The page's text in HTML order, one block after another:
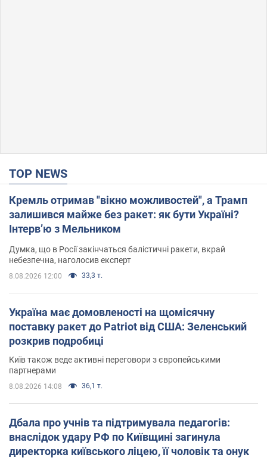
TOP NEWS
Кремль отримав "вікно можливостей", а Трамп
залишився майже без ракет: як бути Україні?
Інтерв’ю з Мельником
Думка, що в Росії закінчаться балістичні ракети, вкрай
небезпечна, наголосив експерт
8.08.2026 12:00 33,3 т.
Україна має домовленості на щомісячну
поставку ракет до Patriot від США: Зеленський
розкрив подробиці
Київ також веде активні переговори з європейськими
партнерами
8.08.2026 14:08 36,1 т.
Дбала про учнів та підтримувала педагогів:
внаслідок удару РФ по Київщині загинула
директорка київського ліцею, її чоловік та онук